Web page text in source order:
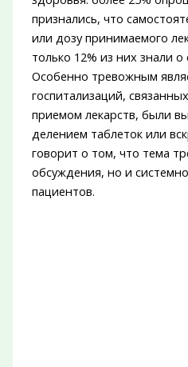
признались, что
или дозу принимаемого
только 12% из них знали
Особенно тревожным
госпитализаций,
приемом лекарств, были
делением таблеток или
говорит о том, что тема
обсуждения, но и
пациентов.